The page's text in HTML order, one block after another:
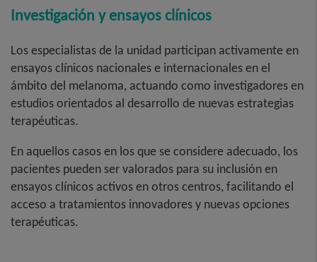
Investigación y ensayos clínicos
Los especialistas de la unidad participan activamente en
ensayos clínicos nacionales e internacionales en el
ámbito del melanoma, actuando como investigadores en
estudios orientados al desarrollo de nuevas estrategias
terapéuticas.
En aquellos casos en los que se considere adecuado, los
pacientes pueden ser valorados para su inclusión en
ensayos clínicos activos en otros centros, facilitando el
acceso a tratamientos innovadores y nuevas opciones
terapéuticas.